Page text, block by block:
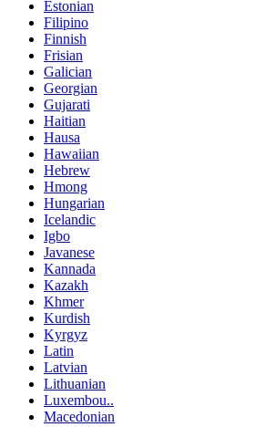
Estonian
Filipino
Finnish
Frisian
Galician
Georgian
Gujarati
Haitian
Hausa
Hawaiian
Hebrew
Hmong
Hungarian
Icelandic
Igbo
Javanese
Kannada
Kazakh
Khmer
Kurdish
Kyrgyz
Latin
Latvian
Lithuanian
Luxembou..
Macedonian